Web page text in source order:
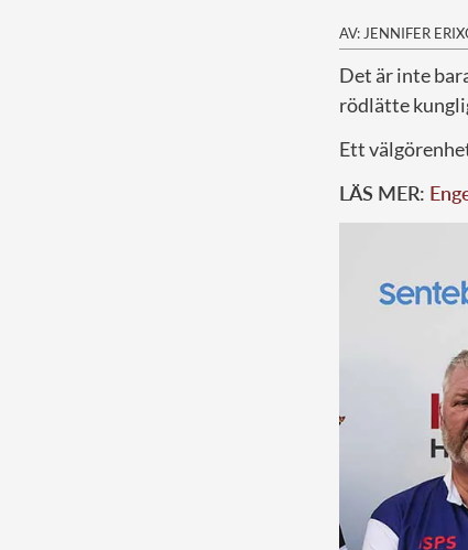
AV: JENNIFER
Det är inte
rödlätte
Ett
LÄS MER: